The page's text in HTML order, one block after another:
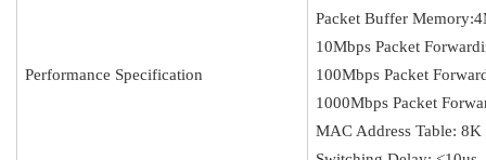
Performance Specification
Packet Buffer
10Mbps Packet
100Mbps Packet
1000Mbps Packet
MAC Address Table: 8K